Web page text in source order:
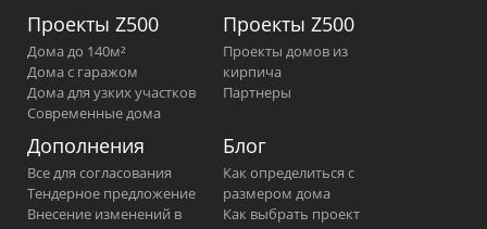
Проекты Z500
Дома до 140м²
Дома с гаражом
Дома для узких участков
Современные дома
Проекты Z500
Проекты домов из
кирпича
Партнеры
Дополнения
Все для согласования
Тендерное предложение
Внесение изменений в
Блог
Как определиться с
размером дома
Как выбрать проект